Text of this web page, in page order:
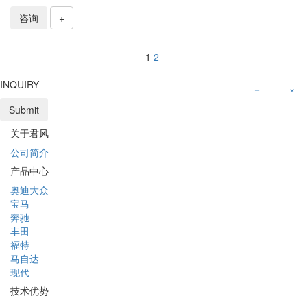
咨询
+
1 2
INQUIRY
－
×
Submit
关于君风
公司简介
产品中心
奥迪大众
宝马
奔驰
丰田
福特
马自达
现代
技术优势